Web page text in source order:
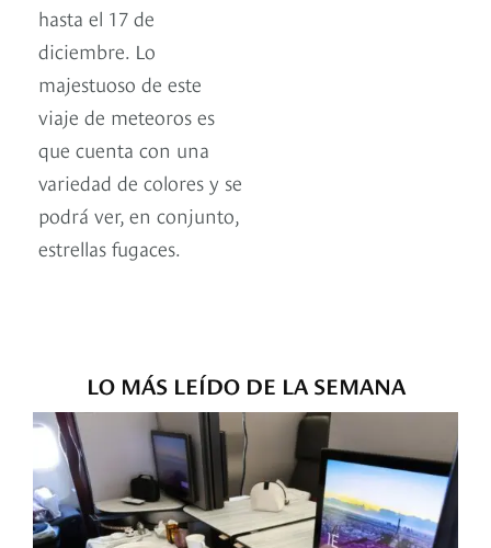
hasta el 17 de
diciembre. Lo
majestuoso de este
viaje de meteoros es
que cuenta con una
variedad de colores y se
podrá ver, en conjunto,
estrellas fugaces.
LO MÁS LEÍDO DE LA SEMANA